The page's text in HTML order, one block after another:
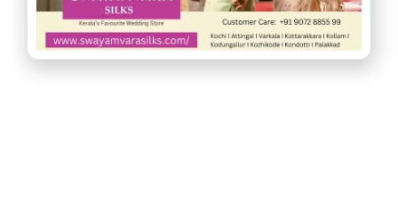
അരുവിക്കര ചുറ്റുവട്ടം ഇൻഫോ